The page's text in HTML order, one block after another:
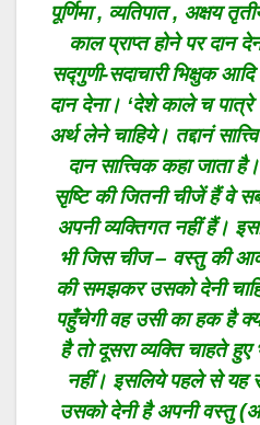
पूर्णिमा , व्यतिपात , अक्षय
काल प्राप्त होने पर दान
सद्गुणी-सदाचारी भिक्षुक आदि
दान देना। ‘देशे काले च पात्रे
अर्थ लेने चाहिये। तद्दानं
दान सात्त्विक कहा जाता
सृष्टि की जितनी चीजें हैं वे
अपनी व्यक्तिगत नहीं हैं।
भी जिस चीज – वस्तु की
की समझकर उसको देनी
पहुँचेगी वह उसी का हक है
है तो दूसरा व्यक्ति चाहते
नहीं। इसलिये पहले से यह
उसको देनी है अपनी वस्तु